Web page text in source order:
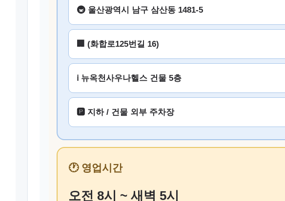
🚇 울산광역시 남구 삼산동 1481-5
🏢 (화합로125번길 16)
ℹ️ 뉴옥천사우나헬스 건물 5층
🅿️ 지하 / 건물 외부 주차장
🕐 영업시간
오전 8시 ~ 새벽 5시